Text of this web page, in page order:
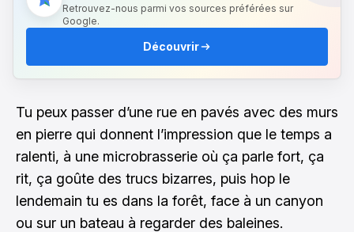
Retrouvez-nous parmi vos sources préférées sur
Google.
Découvrir
Tu peux passer d’une rue en pavés avec des murs
en pierre qui donnent l’impression que le temps a
ralenti, à une microbrasserie où ça parle fort, ça
rit, ça goûte des trucs bizarres, puis hop le
lendemain tu es dans la forêt, face à un canyon
ou sur un bateau à regarder des baleines.